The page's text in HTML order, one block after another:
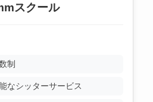
スクール
制
なシッターサービス